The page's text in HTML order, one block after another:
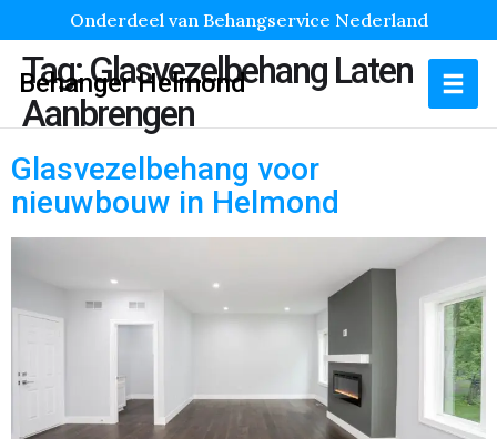
Onderdeel van Behangservice Nederland
Behanger Helmond
Tag:Glasvezelbehang Laten
Aanbrengen
Glasvezelbehang voor
nieuwbouw in Helmond